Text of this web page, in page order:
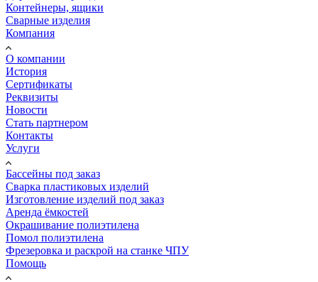
Контейнеры, ящики
Сварные изделия
Компания
О компании
История
Сертификаты
Реквизиты
Новости
Стать партнером
Контакты
Услуги
Бассейны под заказ
Сварка пластиковых изделий
Изготовление изделий под заказ
Аренда ёмкостей
Окрашивание полиэтилена
Помол полиэтилена
Фрезеровка и раскрой на станке ЧПУ
Помощь